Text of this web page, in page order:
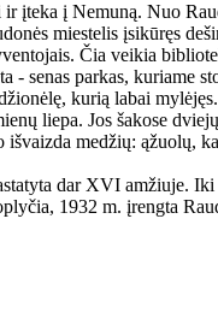
į Nemuną. Nuo
miestelis įsikūręs
Čia veikia
senas parkas,
kurią labai
liepa. Jos šakose
medžių: ąžuolų,
dar XVI amžiuje.
1932 m. įrengta